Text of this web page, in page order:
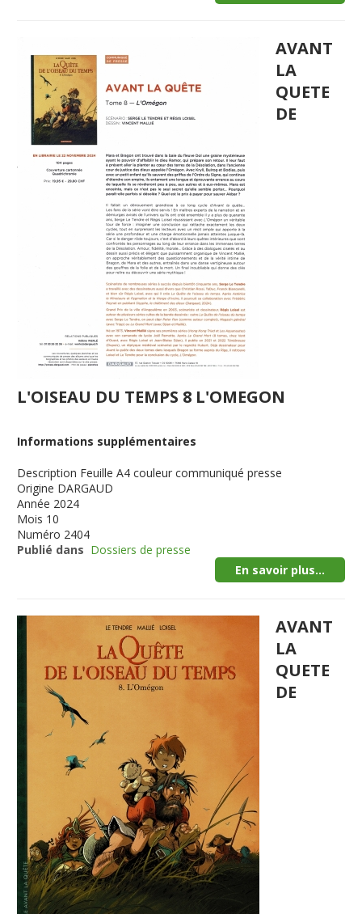
AVANT
LA
QUETE
DE
L'OISEAU DU TEMPS 8 L'OMEGON
Informations supplémentaires
Description Feuille A4 couleur communiqué presse
Origine DARGAUD
Année 2024
Mois 10
Numéro 2404
Publié dans Dossiers de presse
En savoir plus...
AVANT
LA
QUETE
DE